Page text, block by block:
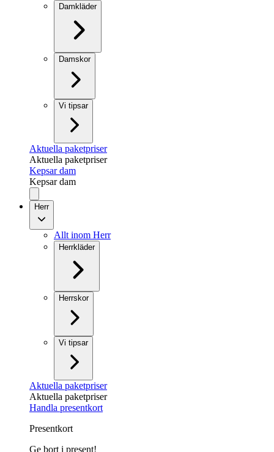
Damkläder
Damskor
Vi tipsar
Aktuella paketpriser
Aktuella paketpriser
Kepsar dam
Kepsar dam
Herr
Allt inom Herr
Herrkläder
Herrskor
Vi tipsar
Aktuella paketpriser
Aktuella paketpriser
Handla presentkort
Presentkort
Ge bort i present!